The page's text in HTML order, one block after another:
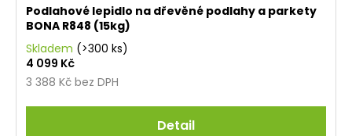
Podlahové lepidlo na dřevěné podlahy a parkety
BONA R848 (15kg)
Skladem (>300 ks)
3 388 Kč bez DPH
4 099 Kč
Detail